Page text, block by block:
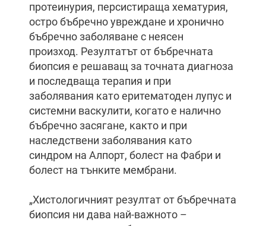
протеинурия, персистираща хематурия,
остро бъбречно увреждане и хронично
бъбречно заболяване с неясен
произход. Резултатът от бъбречната
биопсия е решаващ за точната диагноза
и последваща терапия и при
заболявания като еритематоден лупус и
системни васкулити, когато е налично
бъбречно засягане, както и при
наследствени заболявания като
синдром на Алпорт, болест на Фабри и
болест на тънките мембрани.
„Хистологичният резултат от бъбречната
биопсия ни дава най-важното –